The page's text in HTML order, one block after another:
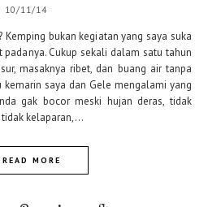
10/11/14
bukan kegiatan yang saya suka
Cukup sekali dalam satu tahun
masaknya ribet, dan buang air tanpa
saya dan Gele mengalami yang
gak bocor meski hujan deras, tidak
kelaparan,...
MORE